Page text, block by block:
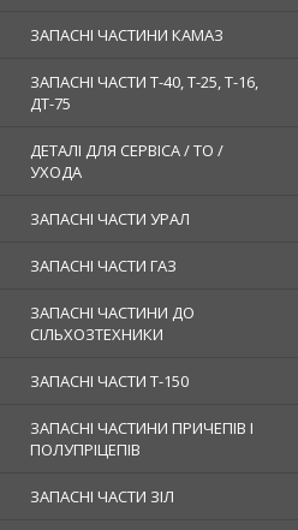
ЗАПАСНІ ЧАСТИНИ КАМАЗ
ЗАПАСНІ ЧАСТИ Т-40, Т-25, Т-16,
ДТ-75
ДЕТАЛІ ДЛЯ СЕРВІСА / ТО /
УХОДА
ЗАПАСНІ ЧАСТИ УРАЛ
ЗАПАСНІ ЧАСТИ ГАЗ
ЗАПАСНІ ЧАСТИНИ ДО
СІЛЬХОЗТЕХНИКИ
ЗАПАСНІ ЧАСТИ Т-150
ЗАПАСНІ ЧАСТИНИ ПРИЧЕПІВ І
ПОЛУПРІЦЕПІВ
ЗАПАСНІ ЧАСТИ ЗІЛ